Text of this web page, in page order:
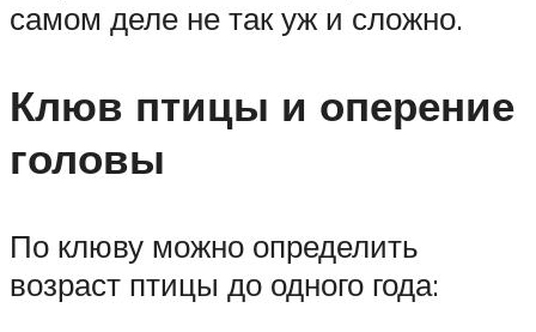
самом деле не так уж и сложно.
Клюв птицы и оперение
головы
По клюву можно определить
возраст птицы до одного года: